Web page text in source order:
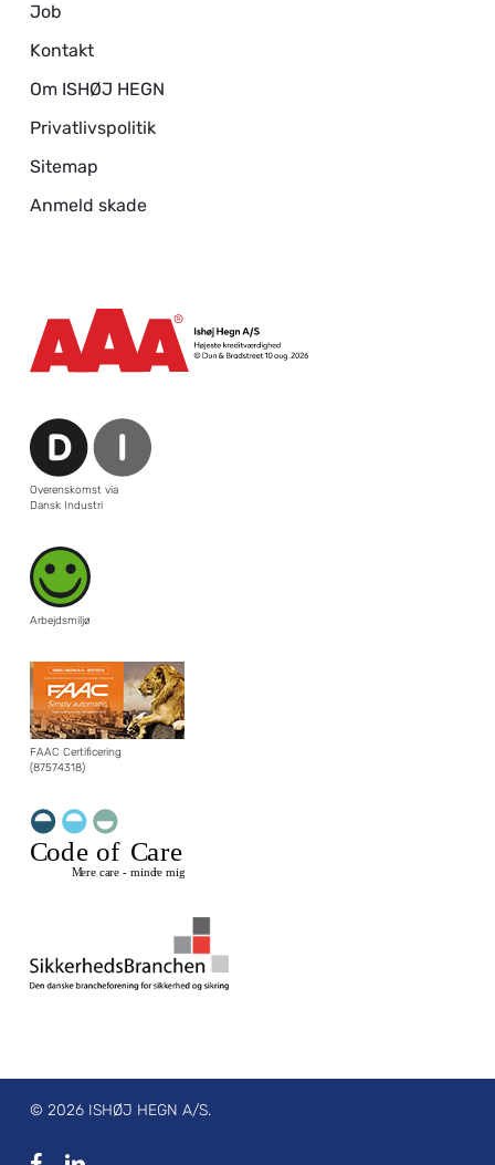
Job
Kontakt
Om ISHØJ HEGN
Privatlivspolitik
Sitemap
Anmeld skade
Overenskomst via
Dansk Industri
Arbejdsmiljø
FAAC Certificering
(87574318)
© 2026 ISHØJ HEGN A/S.